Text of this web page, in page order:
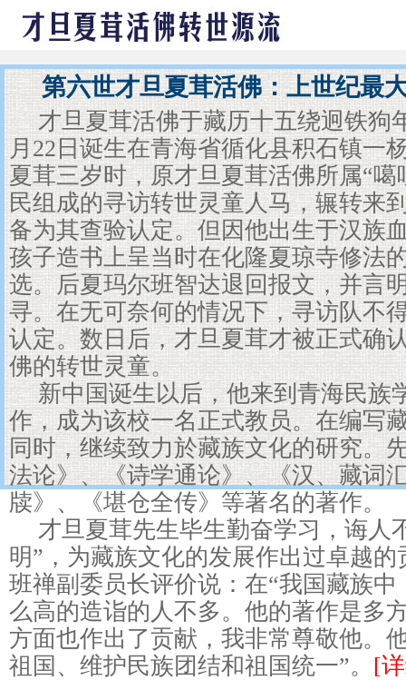
第六世才旦夏茸活佛：上世纪最
才旦夏茸活佛于藏历十五绕迥铁狗
月22日诞生在青海省循化县积石镇一
夏茸三岁时，原才旦夏茸活佛所属“噶
民组成的寻访转世灵童人马，辗转来
备为其查验认定。但因他出生于汉族
孩子造书上呈当时在化隆夏琼寺修法
选。后夏玛尔班智达退回报文，并言
寻。在无可奈何的情况下，寻访队不
认定。数日后，才旦夏茸才被正式确
佛的转世灵童。
新中国诞生以后，他来到青海民族
作，成为该校一名正式教员。在编写
同时，继续致力於藏族文化的研究。
法论》、《诗学通论》、《汉、藏词
牍》、《堪仓全传》等著名的著作。
才旦夏茸先生毕生勤奋学习，诲人
明”，为藏族文化的发展作出过卓越
班禅副委员长评价说：在“我国藏族
么高的造诣的人不多。他的著作是多
方面也作出了贡献，我非常尊敬他。
祖国、维护民族团结和祖国统一”。 [